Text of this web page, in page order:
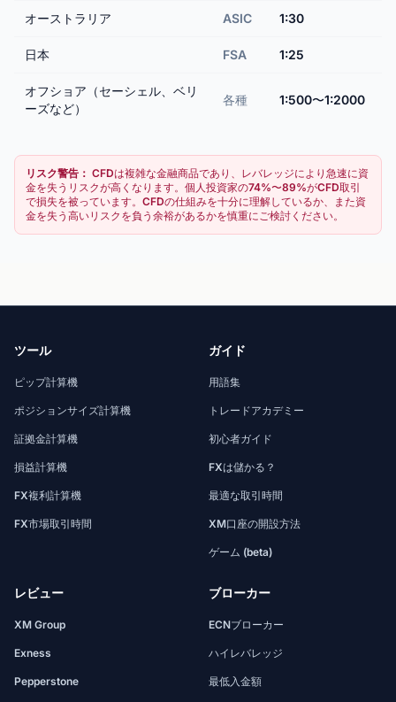
オーストラリア ASIC 1:30
日本 FSA 1:25
オフショア（セーシェル、ベリ
ーズなど）
各種 1:500〜1:2000
リスク警告： CFDは複雑な金融商品であり、レバレッジにより急速に資
金を失うリスクが高くなります。個人投資家の74%〜89%がCFD取引
で損失を被っています。CFDの仕組みを十分に理解しているか、また資
金を失う高いリスクを負う余裕があるかを慎重にご検討ください。
ツール
ピップ計算機
ポジションサイズ計算機
証拠金計算機
損益計算機
FX複利計算機
FX市場取引時間
ガイド
用語集
トレードアカデミー
初心者ガイド
FXは儲かる？
最適な取引時間
XM口座の開設方法
ゲーム (beta)
レビュー
XM Group
Exness
Pepperstone
ブローカー
ECNブローカー
ハイレバレッジ
最低入金額